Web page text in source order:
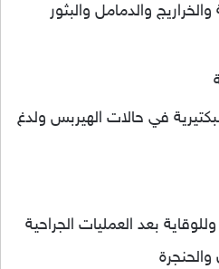
والدمامل والبثور
في حالات الهيربس ولدغ
وللوقاية بعد العمليات الجراحية